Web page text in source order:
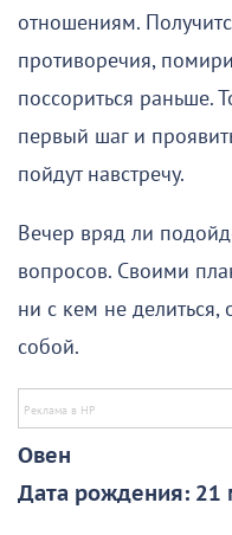
отношениям.
противоречия,
поссориться раньше.
первый шаг и
пойдут навстречу.
Вечер вряд ли
вопросов. Своими
ни с кем не делиться,
собой.
Овен
Дата рождения: 21